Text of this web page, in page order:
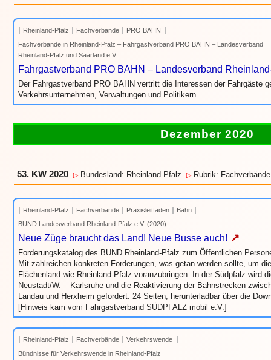
Rheinland-Pfalz Fachverbände
PRO BAHN
Fachverbände in Rheinland-Pfalz – Fahrgastverband PRO BAHN – Landesverband
Rheinland-Pfalz und Saarland e.V.
Fahrgastverband PRO BAHN – Landesverband
Der Fahrgastverband PRO BAHN vertritt die Interessen der Fahrgäste
Verkehrsunternehmen, Verwaltungen und Politikern.
Dezember 2020
53. KW 2020 ▷ Bundesland: Rheinland-Pfalz ▷ Rubrik: Fachverbände
Rheinland-Pfalz Fachverbände Praxisleitfaden
Bahn
BUND Landesverband Rheinland-Pfalz e.V. (2020)
Neue Züge braucht das Land! Neue Busse auch! ↗
Forderungskatalog des BUND Rheinland-Pfalz zum Öffentlichen
Mit zahlreichen konkreten Forderungen, was getan werden sollte, um
Flächenland wie Rheinland-Pfalz voranzubringen. In der Südpfalz wird
Neustadt/W. – Karlsruhe und die Reaktivierung der Bahnstrecken
Landau und Herxheim gefordert. 24 Seiten, herunterladbar über die
[Hinweis kam vom Fahrgastverband SÜDPFALZ mobil e.V.]
Rheinland-Pfalz Fachverbände
Verkehrswende
Bündnisse für Verkehrswende in Rheinland-Pfalz